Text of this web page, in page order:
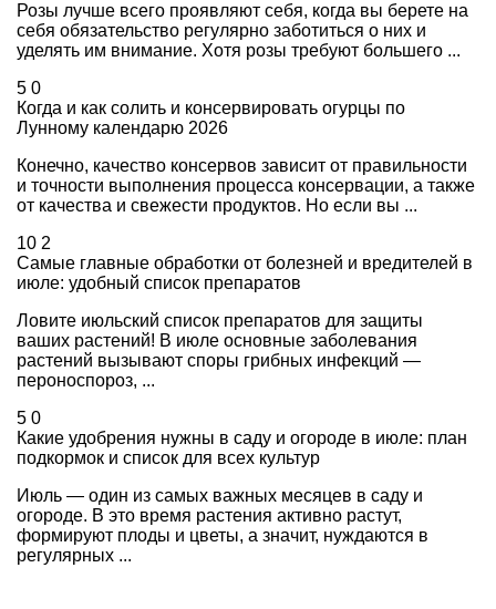
Розы лучше всего проявляют себя, когда вы берете на
себя обязательство регулярно заботиться о них и
уделять им внимание. Хотя розы требуют большего ...
5 0
Когда и как солить и консервировать огурцы по
Лунному календарю 2026
Конечно, качество консервов зависит от правильности
и точности выполнения процесса консервации, а также
от качества и свежести продуктов. Но если вы ...
10 2
Самые главные обработки от болезней и вредителей в
июле: удобный список препаратов
Ловите июльский список препаратов для защиты
ваших растений! В июле основные заболевания
растений вызывают споры грибных инфекций —
пероноспороз, ...
5 0
Какие удобрения нужны в саду и огороде в июле: план
подкормок и список для всех культур
Июль — один из самых важных месяцев в саду и
огороде. В это время растения активно растут,
формируют плоды и цветы, а значит, нуждаются в
регулярных ...